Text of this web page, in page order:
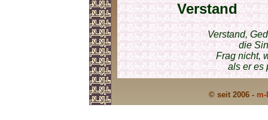
Verstand
Verstand,
die
Frag nicht,
als er es
© seit 2006 -